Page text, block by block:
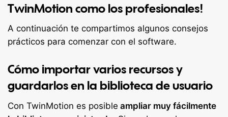
TwinMotion como los profesionales!
A continuación te compartimos algunos consejos
prácticos para comenzar con el software.
Cómo importar varios recursos y
guardarlos en la biblioteca de usuario
Con TwinMotion es posible ampliar muy fácilmente